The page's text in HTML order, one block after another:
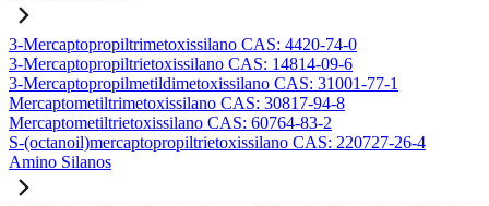
3-Mercaptopropiltrimetoxissilano CAS: 4420-74-0
3-Mercaptopropiltrietoxissilano CAS: 14814-09-6
3-Mercaptopropilmetildimetoxissilano CAS: 31001-77-1
Mercaptometiltrimetoxissilano CAS: 30817-94-8
Mercaptometiltrietoxissilano CAS: 60764-83-2
S-(octanoil)mercaptopropiltrietoxissilano CAS: 220727-26-4
Amino Silanos